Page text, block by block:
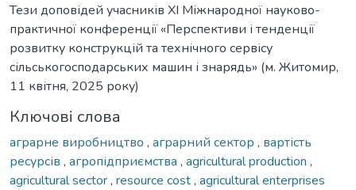
Тези доповідей учасників XI Міжнародної науково-
практичної конференції «Перспективи і тенденції
розвитку конструкцій та технічного сервісу
сільськогосподарських машин і знарядь» (м. Житомир,
11 квітня, 2025 року)
Ключові слова
аграрне виробництво , аграрний сектор , вартість
ресурсів , агропідприємства , agricultural production ,
agricultural sector, resource cost, agricultural enterprises